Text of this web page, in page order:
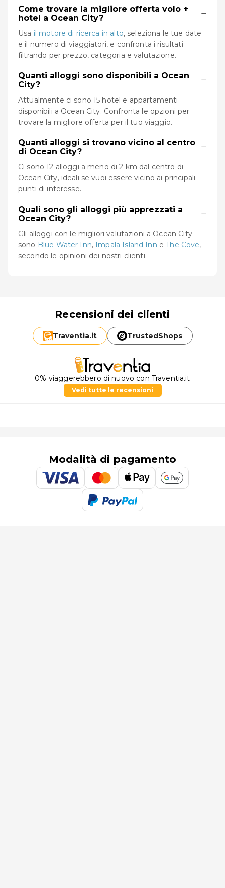
Come trovare la migliore offerta volo +
hotel a Ocean City?
−
Usa il motore di ricerca in alto, seleziona le tue date
e il numero di viaggiatori, e confronta i risultati
filtrando per prezzo, categoria e valutazione.
Quanti alloggi sono disponibili a Ocean
City?
−
Attualmente ci sono 15 hotel e appartamenti
disponibili a Ocean City. Confronta le opzioni per
trovare la migliore offerta per il tuo viaggio.
Quanti alloggi si trovano vicino al centro
di Ocean City?
−
Ci sono 12 alloggi a meno di 2 km dal centro di
Ocean City, ideali se vuoi essere vicino ai principali
punti di interesse.
Quali sono gli alloggi più apprezzati a
Ocean City?
−
Gli alloggi con le migliori valutazioni a Ocean City
sono Blue Water Inn, Impala Island Inn eThe Cove,
secondo le opinioni dei nostri clienti.
Recensioni dei clienti
Traventia.it TrustedShops
0% viaggerebbero di nuovo con Traventia.it
Vedi tutte le recensioni
Modalità di pagamento